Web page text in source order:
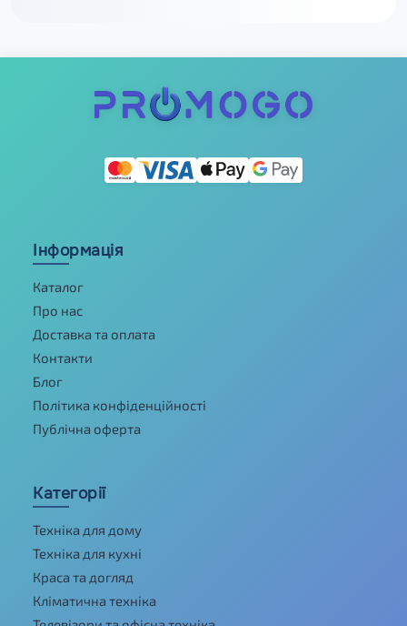
Інформація
Каталог
Про нас
Доставка та оплата
Контакти
Блог
Політика конфіденційності
Публічна оферта
Категорії
Техніка для дому
Техніка для кухні
Краса та догляд
Кліматична техніка